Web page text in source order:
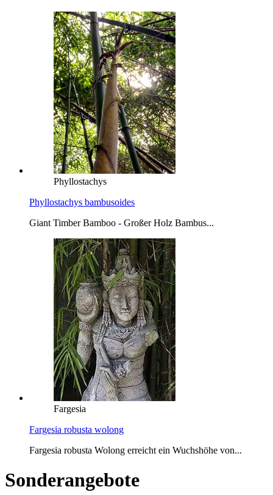
Phyllostachys
Phyllostachys bambusoides
Giant Timber Bamboo - Großer Holz Bambus...
Fargesia
Fargesia robusta wolong
Fargesia robusta Wolong erreicht ein Wuchshöhe von...
Sonderangebote